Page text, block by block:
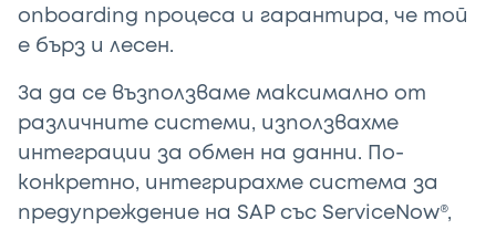
onboarding процеса и гарантира, че той
е бърз и лесен.
За да се възползваме максимално от
различните системи, използвахме
интеграции за обмен на данни. По-
конкретно, интегрирахме система за
предупреждение на SAP със ServiceNow®,